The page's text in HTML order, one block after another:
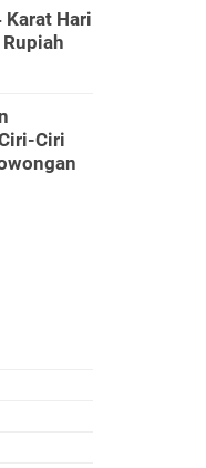
Karat Hari
Ciri